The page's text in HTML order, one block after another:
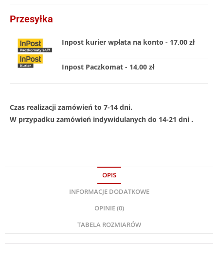
Przesyłka
Inpost kurier wpłata na konto - 17,00 zł
Inpost Paczkomat - 14,00 zł
Czas realizacji zamówień to 7-14 dni.
W przypadku zamówień indywidulanych do 14-21 dni .
OPIS
INFORMACJE DODATKOWE
OPINIE (0)
TABELA ROZMIARÓW